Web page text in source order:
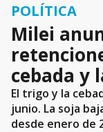
POLÍTICA
Milei
cebada y
El trigo y la
junio. La soja
desde enero de